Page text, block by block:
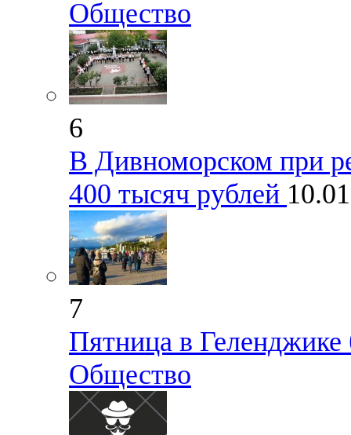
Общество
6
В Дивноморском при
400 тысяч рублей
7
Пятница в Геленджике
Общество